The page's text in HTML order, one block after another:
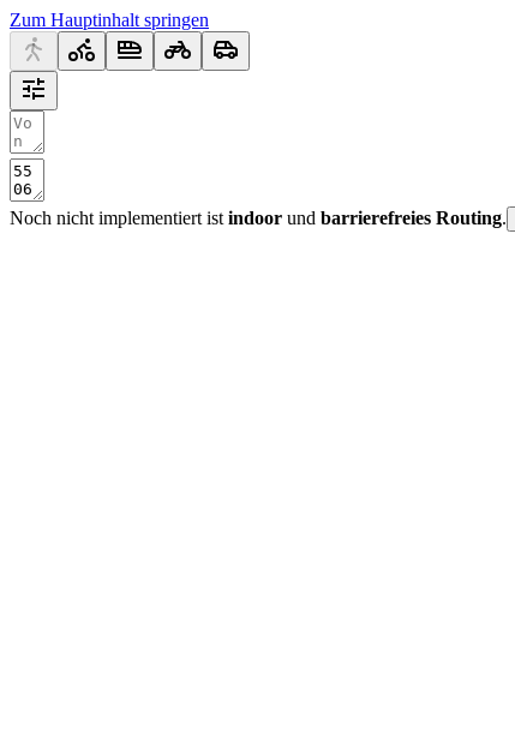
Zum Hauptinhalt springen
Noch nicht implementiert ist indoor und barrierefreies Routing.